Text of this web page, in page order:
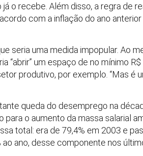
o recebe. Além disso, a regra de
com a inflação do ano
seria uma medida impopular. Ao
“abrir” um espaço de no mínimo
produtivo, por exemplo. “Mas é
queda do desemprego na
o aumento da massa salarial
total: era de 79,4% em 2003 e
ano, desse componente nos